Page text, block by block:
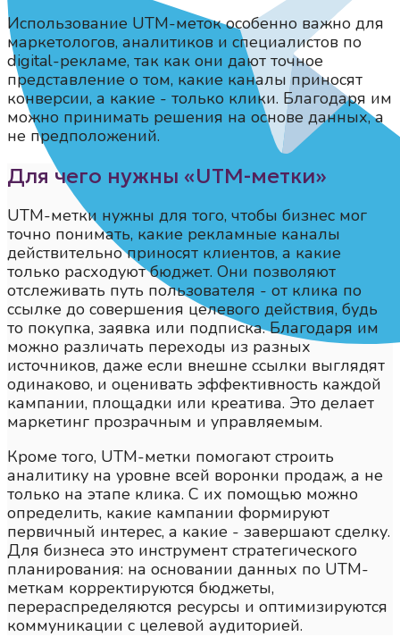
Использование UTM-меток особенно важно для
маркетологов, аналитиков и специалистов по
digital-рекламе, так как они дают точное
представление о том, какие каналы приносят
конверсии, а какие - только клики. Благодаря им
можно принимать решения на основе данных, а
не предположений.
Для чего нужны «UTM-метки»
UTM-метки нужны для того, чтобы бизнес мог
точно понимать, какие рекламные каналы
действительно приносят клиентов, а какие
только расходуют бюджет. Они позволяют
отслеживать путь пользователя - от клика по
ссылке до совершения целевого действия, будь
то покупка, заявка или подписка. Благодаря им
можно различать переходы из разных
источников, даже если внешне ссылки выглядят
одинаково, и оценивать эффективность каждой
кампании, площадки или креатива. Это делает
маркетинг прозрачным и управляемым.
Кроме того, UTM-метки помогают строить
аналитику на уровне всей воронки продаж, а не
только на этапе клика. С их помощью можно
определить, какие кампании формируют
первичный интерес, а какие - завершают сделку.
Для бизнеса это инструмент стратегического
планирования: на основании данных по UTM-
меткам корректируются бюджеты,
перераспределяются ресурсы и оптимизируются
коммуникации с целевой аудиторией.